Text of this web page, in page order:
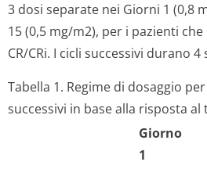
3 dosi separate nei Giorni 1 (0,8
15 (0,5 mg/m2), per i pazienti
CR/CRi. I cicli successivi durano
Tabella 1. Regime di dosaggio
successivi in base alla risposta
Giorno
1